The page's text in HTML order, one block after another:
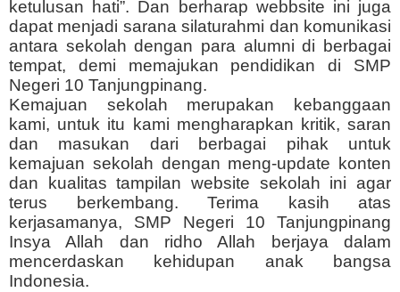
ketulusan hati”. Dan berharap webbsite ini juga
dapat menjadi sarana silaturahmi dan komunikasi
antara sekolah dengan para alumni di berbagai
tempat, demi memajukan pendidikan di SMP
Negeri 10 Tanjungpinang.
Kemajuan sekolah merupakan kebanggaan
kami, untuk itu kami mengharapkan kritik, saran
dan masukan dari berbagai pihak untuk
kemajuan sekolah dengan meng-update konten
dan kualitas tampilan website sekolah ini agar
terus berkembang. Terima kasih atas
kerjasamanya, SMP Negeri 10 Tanjungpinang
Insya Allah dan ridho Allah berjaya dalam
mencerdaskan kehidupan anak bangsa
Indonesia.